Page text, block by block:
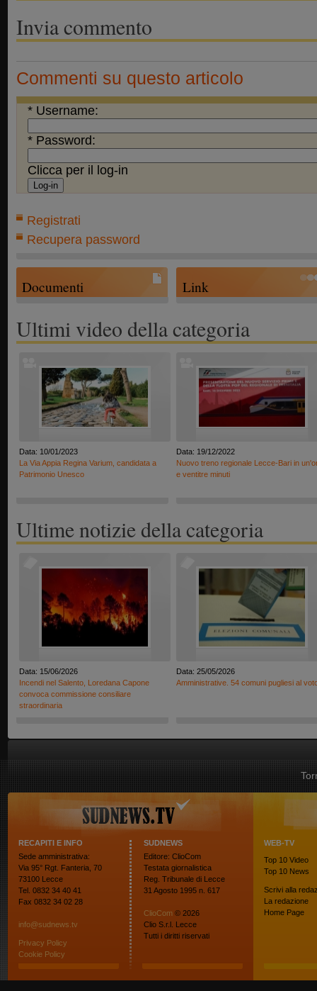
Invia commento
Commenti su questo articolo
* Username:
* Password:
Clicca per il log-in
Registrati
Recupera password
Documenti Link
Ultimi video della categoria
Data: 10/01/2023
La Via Appia Regina Varium, candidata a
Patrimonio Unesco
Data: 19/12/2022
Nuovo treno regionale Lecce-Bari in
e ventitre minuti
Ultime notizie della categoria
Data: 15/06/2026
Incendi nel Salento, Loredana Capone
convoca commissione consiliare
straordinaria
Data: 25/05/2026
Amministrative. 54 comuni pugliesi al
RECAPITI E INFO
Sede amministrativa:
Via 95° Rgt. Fanteria, 70
73100 Lecce
Tel. 0832 34 40 41
Fax 0832 34 02 28
info@sudnews.tv
Privacy Policy
Cookie Policy
SUDNEWS
Editore: ClioCom
Testata giornalistica
Reg. Tribunale di Lecce
31 Agosto 1995 n. 617
ClioCom © 2026
Clio S.r.l. Lecce
Tutti i diritti riservati
WEB-TV
Top 10 Video
Top 10 News
Scrivi alla
La redazione
Home Page